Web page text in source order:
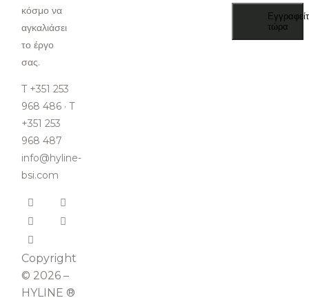
κόσμο να
αγκαλιάσει
το έργο
σας.
T +351 253
968 486 · T
+351 253
968 487
info@hyline-
bsi.com
Copyright
© 2026 –
HYLINE ®
τώρα